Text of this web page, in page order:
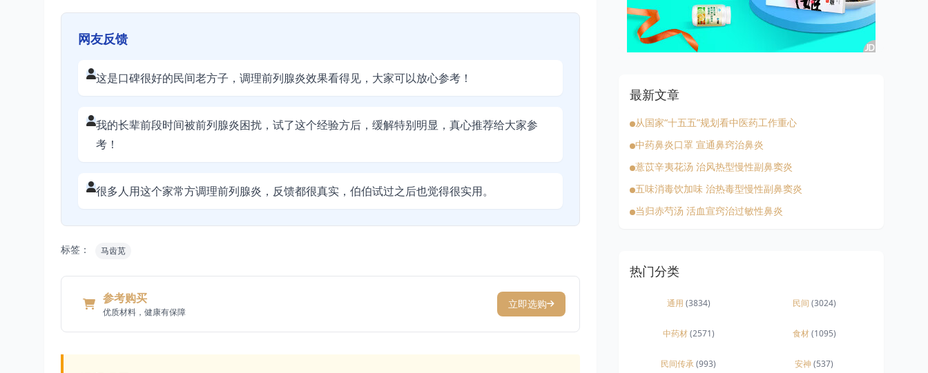
网友反馈
这是口碑很好的民间老方子，调理前列腺炎效果看得见，大家可以放心参考！
我的长辈前段时间被前列腺炎困扰，试了这个经验方后，缓解特别明显，真心推荐给大家参
考！
很多人用这个家常方调理前列腺炎，反馈都很真实，伯伯试过之后也觉得很实用。
标签： 马齿苋
参考购买
优质材料，健康有保障
立即选购
最新文章
从国家“十五五”规划看中医药工作重心
中药鼻炎口罩 宣通鼻窍治鼻炎
薏苡辛夷花汤 治风热型慢性副鼻窦炎
五味消毒饮加味 治热毒型慢性副鼻窦炎
当归赤芍汤 活血宣窍治过敏性鼻炎
热门分类
通用 (3834) 民间 (3024)
中药材(2571) 食材(1095)
民间传承(993) 安神(537)